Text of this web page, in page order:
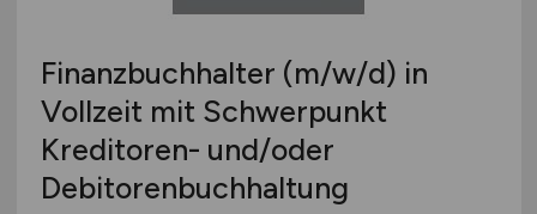
Finanzbuchhalter (m/w/d) in
Vollzeit mit Schwerpunkt
Kreditoren- und/oder
Debitorenbuchhaltung